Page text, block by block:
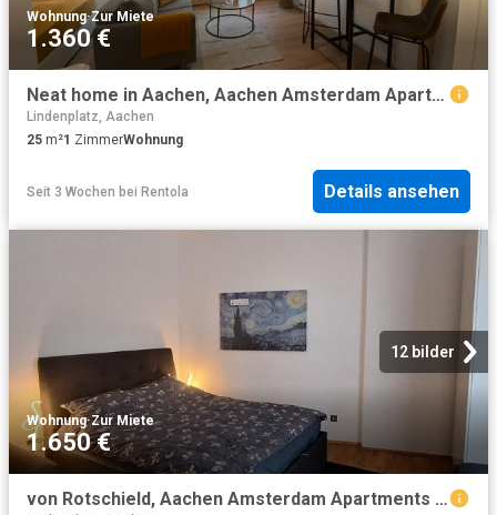
Wohnung·Zur Miete
1.360 €
Neat home in Aachen, Aachen Amsterdam Apartments for Rent
Lindenplatz, Aachen
25 m²1 ZimmerWohnung
Seit 3 Wochen bei Rentola Details ansehen
12 bilder
Wohnung·Zur Miete
1.650 €
von Rotschield, Aachen Amsterdam Apartments for Rent